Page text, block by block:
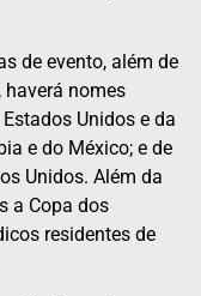
de evento, além de
nomes
Unidos e da
e do México; e de
Unidos. Além da
a Copa dos
residentes de